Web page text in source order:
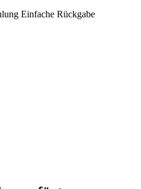
Einfache Rückgabe